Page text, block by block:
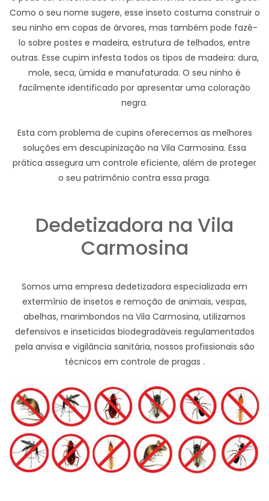
Como o seu nome sugere, esse inseto costuma construir o
seu ninho em copas de árvores, mas também pode fazê-
lo sobre postes e madeira, estrutura de telhados, entre
outras. Esse cupim infesta todos os tipos de madeira: dura,
mole, seca, úmida e manufaturada. O seu ninho é
facilmente identificado por apresentar uma coloração
negra.
Esta com problema de cupins oferecemos as melhores
soluções em descupinização na Vila Carmosina. Essa
prática assegura um controle eficiente, além de proteger
o seu patrimônio contra essa praga.
Dedetizadora na Vila
Carmosina
Somos uma empresa dedetizadora especializada em
extermínio de insetos e remoção de animais, vespas,
abelhas, marimbondos na Vila Carmosina, utilizamos
defensivos e inseticidas biodegradáveis regulamentados
pela anvisa e vigilância sanitária, nossos profissionais são
técnicos em controle de pragas .